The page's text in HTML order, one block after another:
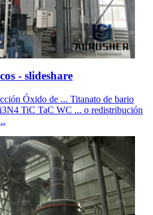
- slideshare
Óxido de ... Titanato de bario
TiC TaC WC ... o redistribución